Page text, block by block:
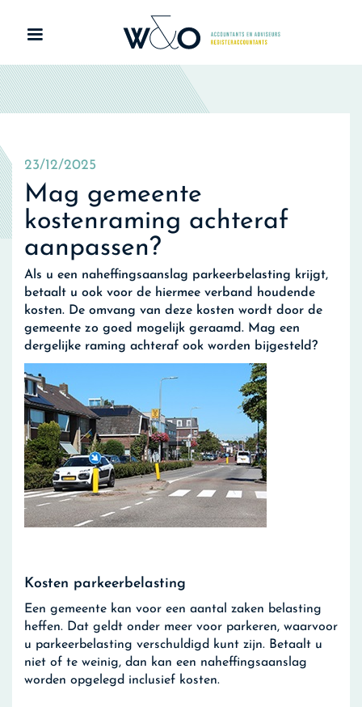
23/12/2025
Mag gemeente
kostenraming achteraf
aanpassen?
Als u een naheffingsaanslag parkeerbelasting krijgt,
betaalt u ook voor de hiermee verband houdende
kosten. De omvang van deze kosten wordt door de
gemeente zo goed mogelijk geraamd. Mag een
dergelijke raming achteraf ook worden bijgesteld?
Kosten parkeerbelasting
Een gemeente kan voor een aantal zaken belasting
heffen. Dat geldt onder meer voor parkeren, waarvoor
u parkeerbelasting verschuldigd kunt zijn. Betaalt u
niet of te weinig, dan kan een naheffingsaanslag
worden opgelegd inclusief kosten.